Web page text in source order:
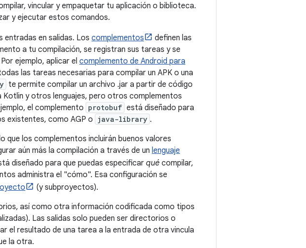
vincular y empaquetar tu aplicación o biblioteca.
y ejecutar estos comandos.
entradas en salidas. Los complementos
definen las
a tu compilación, se registran sus tareas y se
ejemplo, aplicar el complemento de Android para
las tareas necesarias para compilar un APK o una
te permite compilar un archivo .jar a partir de código
y otros lenguajes, pero otros complementos
el complemento protobuf está diseñado para
existentes, como AGP o java-library .
que los complementos incluirán buenos valores
aún más la compilación a través de un lenguaje
diseñado para que puedas especificarqué compilar,
administra el "cómo". Esa configuración se
(y subproyectos).
así como otra información codificada como tipos
Las salidas solo pueden ser directorios o
el resultado de una tarea a la entrada de otra vincula
la otra.